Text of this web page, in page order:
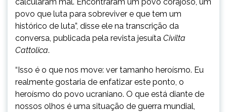
povo que luta para sobreviver e que tem um
histórico de luta”, disse ele na transcrição da
conversa, publicada pela revista jesuíta Civilta
Cattolica.
“Isso é o que nos move: ver tamanho heroísmo. Eu
realmente gostaria de enfatizar este ponto, o
heroísmo do povo ucraniano. O que está diante de
nossos olhos é uma situação de guerra mundial,